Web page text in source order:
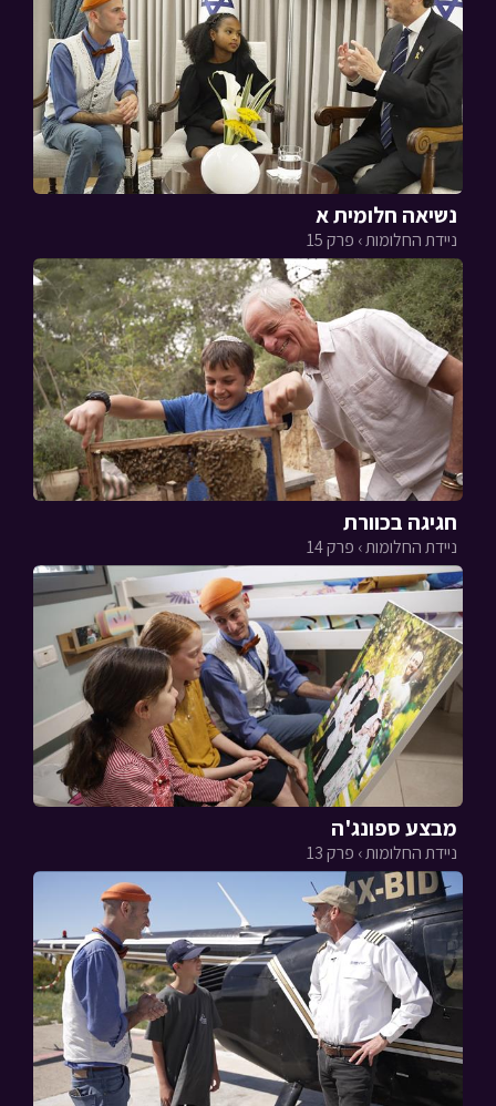
נשיאה חלומית א
ניידת החלומות › פרק 15
חגיגה בכוורת
ניידת החלומות › פרק 14
מבצע ספונג'ה
ניידת החלומות › פרק 13